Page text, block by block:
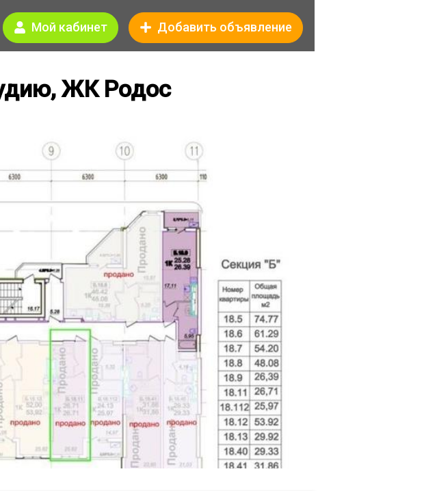
Мой кабинет Добавить объявление
ЖК Родос